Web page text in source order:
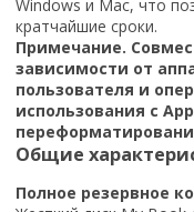
Windows и Mac, что
кратчайшие сроки.
Примечание.
зависимости от
пользователя и
использования с
Общие
Полное резервное